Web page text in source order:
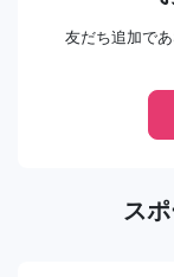
友だち追加で
ス